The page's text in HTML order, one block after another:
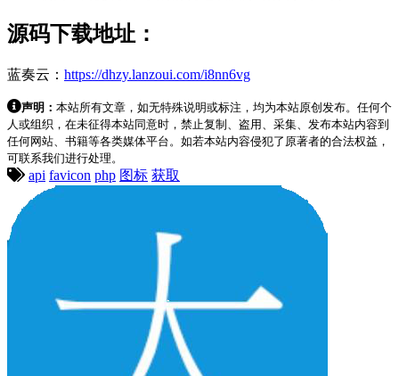
源码下载地址：
蓝奏云： https://dhzy.lanzoui.com/i8nn6vg
声明： 本站所有文章，如无特殊说明或标注，均为本站原创发布。任何个
人或组织，在未征得本站同意时，禁止复制、盗用、采集、发布本站内容到
任何网站、书籍等各类媒体平台。如若本站内容侵犯了原著者的合法权益，
可联系我们进行处理。
api favicon php 图标 获取